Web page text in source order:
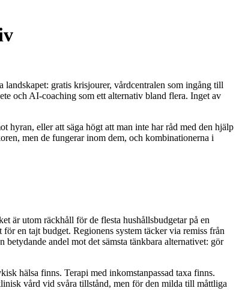
gratis krisjourer, vårdcentralen som ingång till
och AI-coaching som ett alternativ bland flera. Inget av
hyran, eller att säga högt att man inte har råd med den hjälp
men de fungerar inom dem, och kombinationerna i
är utom räckhåll för de flesta hushållsbudgetar på en
en tajt budget. Regionens system täcker via remiss från
andel mot det sämsta tänkbara alternativet: gör
hälsa finns. Terapi med inkomstanpassad taxa finns.
vård vid svåra tillstånd, men för den milda till måttliga